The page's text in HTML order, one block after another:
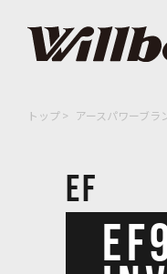
トップ アースパワーブラ
EF